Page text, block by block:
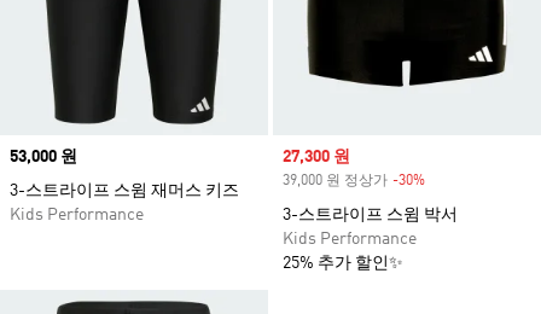
Price
53,000 원
3-스트라이프 스윔 재머스 키즈
Kids Performance
Sale price
27,300 원
39,000 원 정상가 -30%
3-스트라이프 스윔 박서
Kids Performance
25% 추가 할인✨